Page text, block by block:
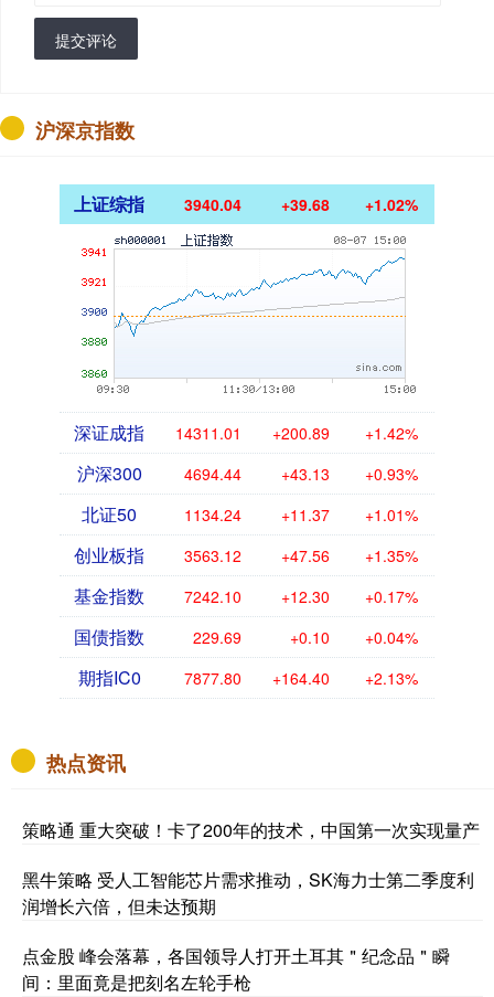
提交评论
沪深京指数
上证综指 3940.04 +39.68 +1.02%
深证成指 14311.01 +200.89 +1.42%
沪深300 4694.44 +43.13 +0.93%
北证50 1134.24 +11.37 +1.01%
创业板指 3563.12 +47.56 +1.35%
基金指数 7242.10 +12.30 +0.17%
国债指数 229.69 +0.10 +0.04%
期指IC0 7877.80 +164.40 +2.13%
热点资讯
策略通 重大突破！卡了200年的技术，中国第一次实现量产
黑牛策略 受人工智能芯片需求推动，SK海力士第二季度利
润增长六倍，但未达预期
点金股 峰会落幕，各国领导人打开土耳其＂纪念品＂瞬
间：里面竟是把刻名左轮手枪